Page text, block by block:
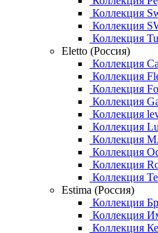
Коллекция
Коллекция
Коллекция
Eletto (Россия)
Коллекция
Коллекция
Коллекция
Коллекция
Коллекция
Коллекция
Коллекция
Коллекция
Коллекция
Коллекция
Estima (Россия)
Коллекция
Коллекция
Коллекция